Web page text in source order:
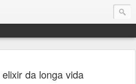
da longa vida